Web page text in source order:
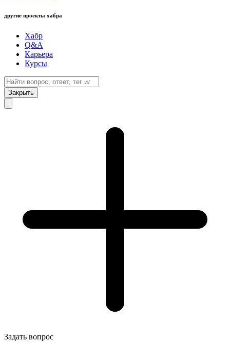
другие проекты хабра
Хабр
Q&A
Карьера
Курсы
Закрыть
Задать вопрос